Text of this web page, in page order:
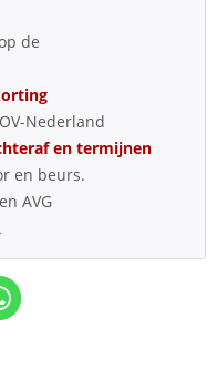
de
Nederland
en termijnen
en beurs.
AVG